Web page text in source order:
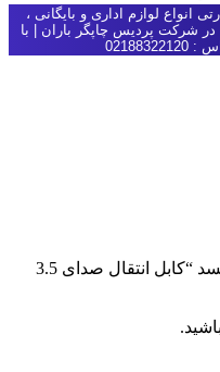
انواع لوازم اداری و بایگانی ،
شرکت پردیس چاپگر باران | با
اولین کسی باشید که دیدگاهی می نویسد “کابل انتقال صدای 3.5
باشید.